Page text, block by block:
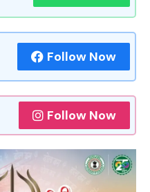
Follow Now
Follow Now